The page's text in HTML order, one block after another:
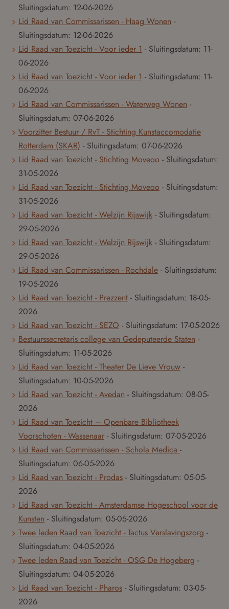
Sluitingsdatum: 12-06-2026
Lid Raad van Commissarissen - Haag Wonen -
Sluitingsdatum: 12-06-2026
Lid Raad van Toezicht - Voor ieder 1 - Sluitingsdatum: 11-
06-2026
Lid Raad van Toezicht - Voor ieder 1 - Sluitingsdatum: 11-
06-2026
Lid Raad van Commissarissen - Waterweg Wonen -
Sluitingsdatum: 07-06-2026
Voorzitter Bestuur / RvT - Stichting Kunstaccomodatie
Rotterdam (SKAR) - Sluitingsdatum: 07-06-2026
Lid Raad van Toezicht - Stichting Moveoo - Sluitingsdatum:
31-05-2026
Lid Raad van Toezicht - Stichting Moveoo - Sluitingsdatum:
31-05-2026
Lid Raad van Toezicht - Welzijn Rijswijk - Sluitingsdatum:
29-05-2026
Lid Raad van Toezicht - Welzijn Rijswijk - Sluitingsdatum:
29-05-2026
Lid Raad van Commissarissen - Rochdale - Sluitingsdatum:
19-05-2026
Lid Raad van Toezicht - Prezzent - Sluitingsdatum: 18-05-
2026
Lid Raad van Toezicht - SEZO - Sluitingsdatum: 17-05-2026
Bestuurssecretaris college van Gedeputeerde Staten -
Sluitingsdatum: 11-05-2026
Lid Raad van Toezicht - Theater De Lieve Vrouw -
Sluitingsdatum: 10-05-2026
Lid Raad van Toezicht - Avedan - Sluitingsdatum: 08-05-
2026
Lid Raad van Toezicht – Openbare Bibliotheek
Voorschoten - Wassenaar - Sluitingsdatum: 07-05-2026
Lid Raad van Commissarissen - Schola Medica -
Sluitingsdatum: 06-05-2026
Lid Raad van Toezicht - Prodas - Sluitingsdatum: 05-05-
2026
Lid Raad van Toezicht - Amsterdamse Hogeschool voor de
Kunsten - Sluitingsdatum: 05-05-2026
Twee leden Raad van Toezicht - Tactus Verslavingszorg -
Sluitingsdatum: 04-05-2026
Twee leden Raad van Toezicht - OSG De Hogeberg -
Sluitingsdatum: 04-05-2026
Lid Raad van Toezicht - Pharos - Sluitingsdatum: 03-05-
2026